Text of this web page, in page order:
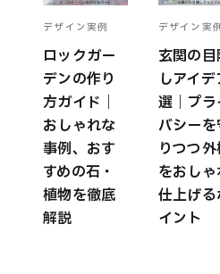
デザイン実例
ロックガー
デンの作り
方ガイド｜
おしゃれな
事例、おす
すめの石・
植物を徹底
解説
デザイン実
玄関の
しアイ
選｜プラ
バシー
りつつ
をおし
仕上げ
イント